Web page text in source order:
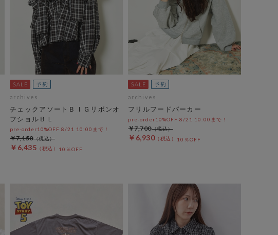
archives
チェックアソートＢＩＧリボンオ
フショルＢＬ
pre-order10%OFF 8/21 10:00まで！
￥6,435 10％OFF
￥7,150
archives
フリルフードパーカー
pre-order10%OFF 8/21 10:00まで！
￥6,930 10％OFF
￥7,700